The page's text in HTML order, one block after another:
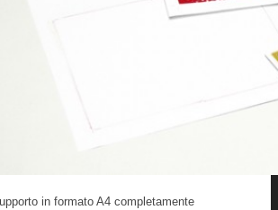
in formato A4 completamente